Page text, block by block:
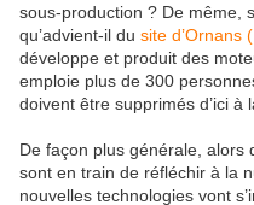
sous-production ? De même,
qu’advient-il du site d’Ornans (
développe et produit des
emploie plus de 300
doivent être supprimés d’ici à
De façon plus générale, alors
sont en train de réfléchir à la
nouvelles technologies vont